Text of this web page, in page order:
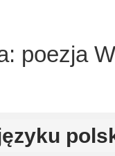
poezja